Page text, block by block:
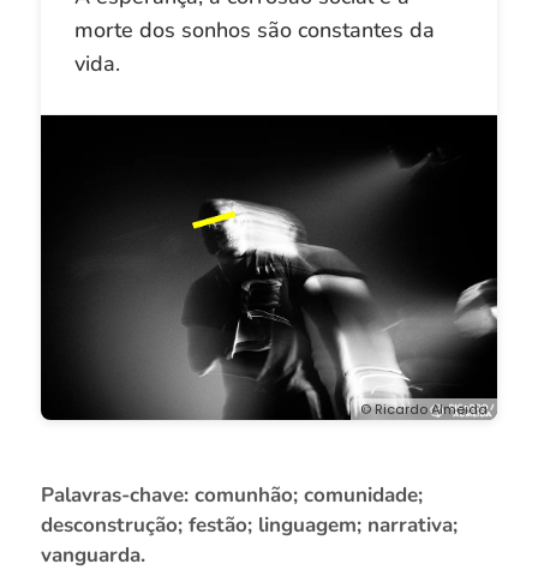
morte dos sonhos são constantes da
vida.
© Ricardo Almeida
Palavras-chave: comunhão; comunidade;
desconstrução; festão; linguagem; narrativa;
vanguarda.